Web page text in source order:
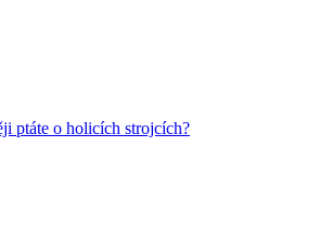
ptáte o holicích strojcích?